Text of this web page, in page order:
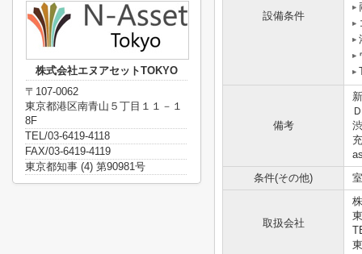
設備条件
備考
条件(その他)
取扱会社
株式会社エヌアセットTOKYO
〒107-0062
東京都港区南青山５丁目１１－１
8F
TEL/03-6419-4118
FAX/03-6419-4119
東京都知事 (4) 第90981号